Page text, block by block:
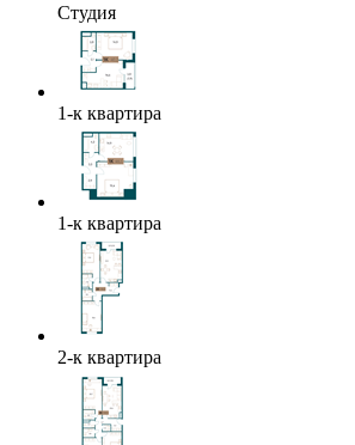
Студия
1-к квартира
1-к квартира
2-к квартира